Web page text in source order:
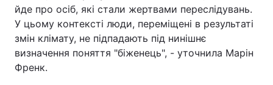
йде про осіб, які стали жертвами переслідувань.
У цьому контексті люди, переміщені в результаті
змін клімату, не підпадають під нинішнє
визначення поняття "біженець", - уточнила Марін
Френк.